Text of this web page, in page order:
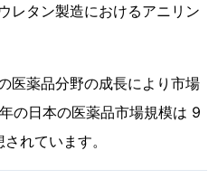
レタン製造におけるアニリン
医薬品分野の成長により市場
の日本の医薬品市場規模は 9
れています。